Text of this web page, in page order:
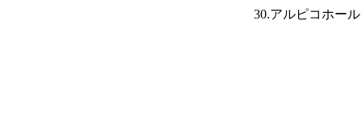
30.アルピコホー